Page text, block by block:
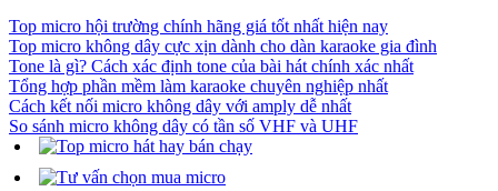
Top micro hội trường chính hãng giá tốt nhất hiện nay
Top micro không dây cực xịn dành cho dàn karaoke gia đình
Tone là gì? Cách xác định tone của bài hát chính xác nhất
Tổng hợp phần mềm làm karaoke chuyên nghiệp nhất
Cách kết nối micro không dây với amply dễ nhất
So sánh micro không dây có tần số VHF và UHF